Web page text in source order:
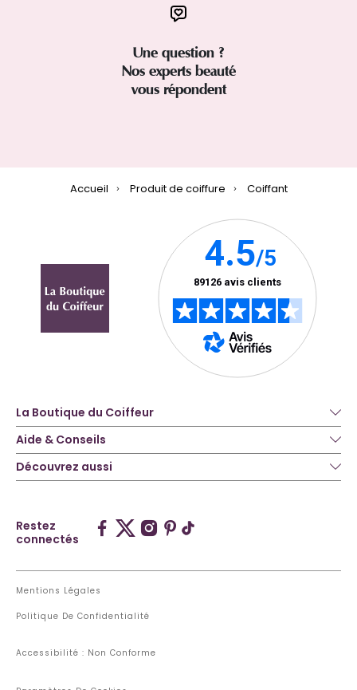
Une question ?
Nos experts beauté
vous répondent
Accueil Produit de coiffure Coiffant
La Boutique du Coiffeur
Aide & Conseils
Découvrez aussi
Restez
connectés
Mentions Légales
Politique De Confidentialité
Accessibilité : Non Conforme